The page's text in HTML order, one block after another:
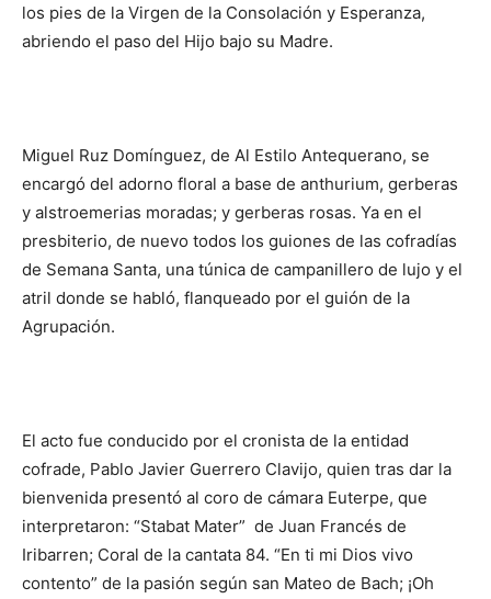
los pies de la Virgen de la Consolación y Esperanza,
abriendo el paso del Hijo bajo su Madre.
Miguel Ruz Domínguez, de Al Estilo Antequerano, se
encargó del adorno floral a base de anthurium, gerberas
y alstroemerias moradas; y gerberas rosas. Ya en el
presbiterio, de nuevo todos los guiones de las cofradías
de Semana Santa, una túnica de campanillero de lujo y el
atril donde se habló, flanqueado por el guión de la
Agrupación.
El acto fue conducido por el cronista de la entidad
cofrade, Pablo Javier Guerrero Clavijo, quien tras dar la
bienvenida presentó al coro de cámara Euterpe, que
interpretaron: “Stabat Mater” de Juan Francés de
Iribarren; Coral de la cantata 84. “En ti mi Dios vivo
contento” de la pasión según san Mateo de Bach; ¡Oh